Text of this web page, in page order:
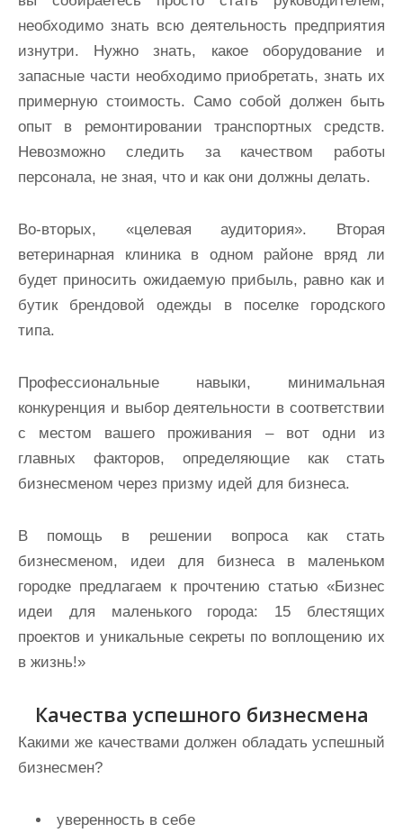
необходимо знать всю деятельность предприятия
изнутри. Нужно знать, какое оборудование и
запасные части необходимо приобретать, знать их
примерную стоимость. Само собой должен быть
опыт в ремонтировании транспортных средств.
Невозможно следить за качеством работы
персонала, не зная, что и как они должны делать.
Во-вторых, «целевая аудитория». Вторая
ветеринарная клиника в одном районе вряд ли
будет приносить ожидаемую прибыль, равно как и
бутик брендовой одежды в поселке городского
типа.
Профессиональные навыки, минимальная
конкуренция и выбор деятельности в соответствии
с местом вашего проживания – вот одни из
главных факторов, определяющие как стать
бизнесменом через призму идей для бизнеса.
В помощь в решении вопроса как стать
бизнесменом, идеи для бизнеса в маленьком
городке предлагаем к прочтению статью «Бизнес
идеи для маленького города: 15 блестящих
проектов и уникальные секреты по воплощению их
в жизнь!»
Качества успешного бизнесмена
Какими же качествами должен обладать успешный
бизнесмен?
уверенность в себе